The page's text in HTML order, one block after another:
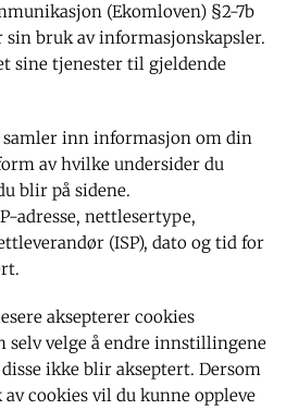
(Ekomloven) §2-7b
bruk av informasjonskapsler.
sine tjenester til gjeldende
samler inn informasjon om din
av hvilke undersider du
blir på sidene.
adresse, nettlesertype,
(ISP), dato og tid for
aksepterer cookies
selv velge å endre innstillingene
ikke blir akseptert. Dersom
cookies vil du kunne oppleve